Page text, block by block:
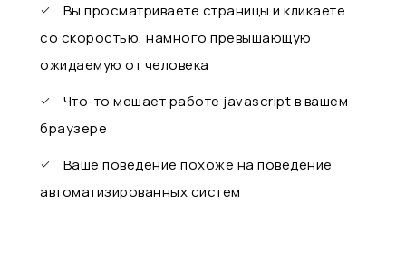
Вы просматриваете страницы и кликаете
со скоростью, намного превышающую
ожидаемую от человека
Что-то мешает работе javascript в вашем
браузере
Ваше поведение похоже на поведение
автоматизированных систем